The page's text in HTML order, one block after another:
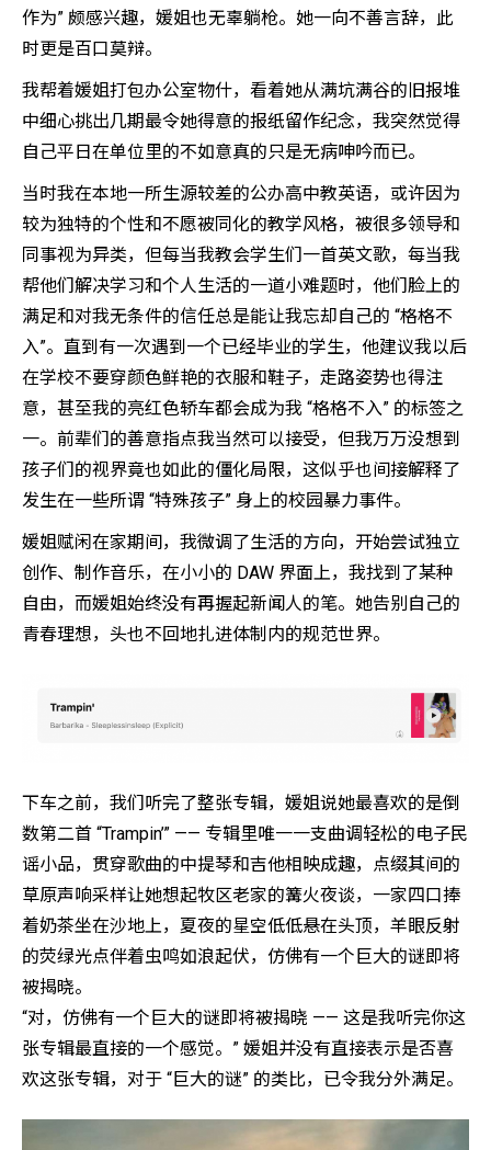
作为” 颇感兴趣，媛姐也无辜躺枪。她一向不善言辞，此
时更是百口莫辩。
我帮着媛姐打包办公室物什，看着她从满坑满谷的旧报堆
中细心挑出几期最令她得意的报纸留作纪念，我突然觉得
自己平日在单位里的不如意真的只是无病呻吟而已。
当时我在本地一所生源较差的公办高中教英语，或许因为
较为独特的个性和不愿被同化的教学风格，被很多领导和
同事视为异类，但每当我教会学生们一首英文歌，每当我
帮他们解决学习和个人生活的一道小难题时，他们脸上的
满足和对我无条件的信任总是能让我忘却自己的 “格格不
入”。直到有一次遇到一个已经毕业的学生，他建议我以后
在学校不要穿颜色鲜艳的衣服和鞋子，走路姿势也得注
意，甚至我的亮红色轿车都会成为我 “格格不入” 的标签之
一。前辈们的善意指点我当然可以接受，但我万万没想到
孩子们的视界竟也如此的僵化局限，这似乎也间接解释了
发生在一些所谓 “特殊孩子” 身上的校园暴力事件。
媛姐赋闲在家期间，我微调了生活的方向，开始尝试独立
创作、制作音乐，在小小的 DAW 界面上，我找到了某种
自由，而媛姐始终没有再握起新闻人的笔。她告别自己的
青春理想，头也不回地扎进体制内的规范世界。
下车之前，我们听完了整张专辑，媛姐说她最喜欢的是倒
数第二首 “Trampin’” —— 专辑里唯一一支曲调轻松的电子民
谣小品，贯穿歌曲的中提琴和吉他相映成趣，点缀其间的
草原声响采样让她想起牧区老家的篝火夜谈，一家四口捧
着奶茶坐在沙地上，夏夜的星空低低悬在头顶，羊眼反射
的荧绿光点伴着虫鸣如浪起伏，仿佛有一个巨大的谜即将
被揭晓。
“对，仿佛有一个巨大的谜即将被揭晓 —— 这是我听完你这
张专辑最直接的一个感觉。” 媛姐并没有直接表示是否喜
欢这张专辑，对于 “巨大的谜” 的类比，已令我分外满足。